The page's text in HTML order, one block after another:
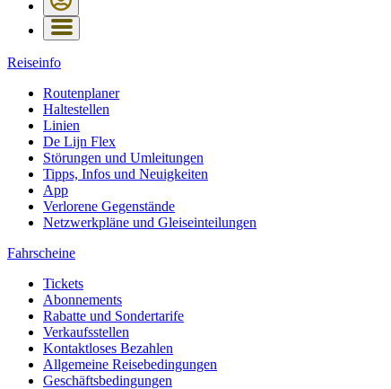
Reiseinfo
Routenplaner
Haltestellen
Linien
De Lijn Flex
Störungen und Umleitungen
Tipps, Infos und Neuigkeiten
App
Verlorene Gegenstände
Netzwerkpläne und Gleiseinteilungen
Fahrscheine
Tickets
Abonnements
Rabatte und Sondertarife
Verkaufsstellen
Kontaktloses Bezahlen
Allgemeine Reisebedingungen
Geschäftsbedingungen